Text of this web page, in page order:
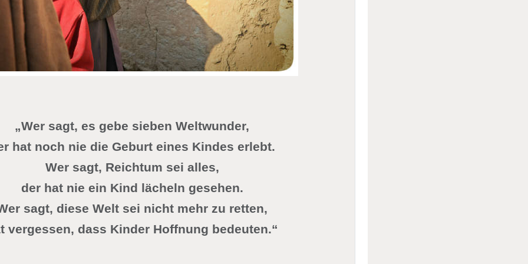
„Wer sagt, es gebe sieben Weltwunder,
hat noch nie die Geburt eines Kindes erlebt.
Wer sagt, Reichtum sei alles,
der hat nie ein Kind lächeln gesehen.
sagt, diese Welt sei nicht mehr zu retten,
vergessen, dass Kinder Hoffnung bedeuten.“